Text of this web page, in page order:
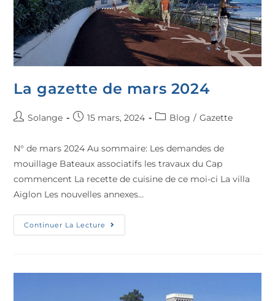
La gazette de mars 2024
Solange 15 mars, 2024 Blog / Gazette
N° de mars 2024 Au sommaire: Les demandes de
mouillage Bateaux associatifs les travaux du Cap
commencent La recette de cuisine de ce moi-ci La villa
Aiglon Les nouvelles annexes…
Continuer La Lecture